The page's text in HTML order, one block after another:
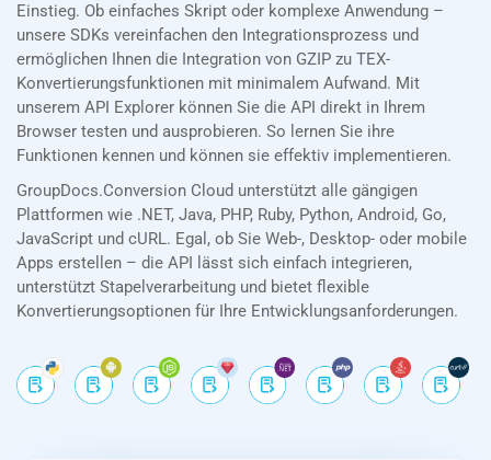
Einstieg. Ob einfaches Skript oder komplexe Anwendung –
unsere SDKs vereinfachen den Integrationsprozess und
ermöglichen Ihnen die Integration von GZIP zu TEX-
Konvertierungsfunktionen mit minimalem Aufwand. Mit
unserem API Explorer können Sie die API direkt in Ihrem
Browser testen und ausprobieren. So lernen Sie ihre
Funktionen kennen und können sie effektiv implementieren.
GroupDocs.Conversion Cloud unterstützt alle gängigen
Plattformen wie .NET, Java, PHP, Ruby, Python, Android, Go,
JavaScript und cURL. Egal, ob Sie Web-, Desktop- oder mobile
Apps erstellen – die API lässt sich einfach integrieren,
unterstützt Stapelverarbeitung und bietet flexible
Konvertierungsoptionen für Ihre Entwicklungsanforderungen.